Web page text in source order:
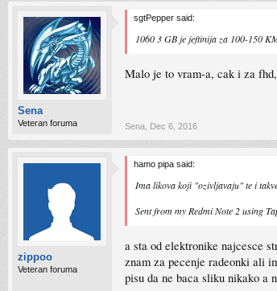
Sena
Veteran foruma
sgtPepper said:
1060 3 GB je jeftinija za 100-150
Malo je to vram-a, cak i za
Sena Dec 6, 2016
zippoo
Veteran foruma
hamo pipa said:
Ima likova koji "ozivljavaju" te i
Sent from my Redmi Note 2 using
a sta od elektronike najcesce
znam za pecenje radeonki ali
pisu da ne baca sliku nikako a